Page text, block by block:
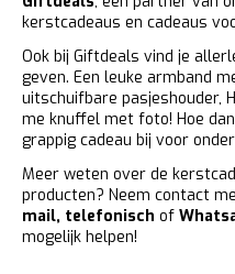
kerstcadeaus en cadeaus
Ook bij Giftdeals vind je
geven. Een leuke armband
uitschuifbare pasjeshouder,
me knuffel met foto! Hoe
grappig cadeau bij voor
Meer weten over de
producten? Neem contact
mail, telefonisch of
mogelijk helpen!